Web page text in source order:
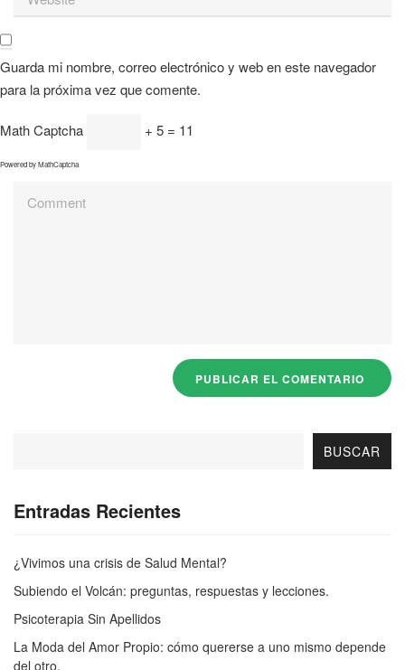
Guarda mi nombre, correo electrónico y web en este navegador
para la próxima vez que comente.
Math Captcha + 5 = 11
Powered byMathCaptcha
BUSCAR
Entradas Recientes
¿Vivimos una crisis de Salud Mental?
Subiendo el Volcán: preguntas, respuestas y lecciones.
Psicoterapia Sin Apellidos
La Moda del Amor Propio: cómo quererse a uno mismo depende
del otro.